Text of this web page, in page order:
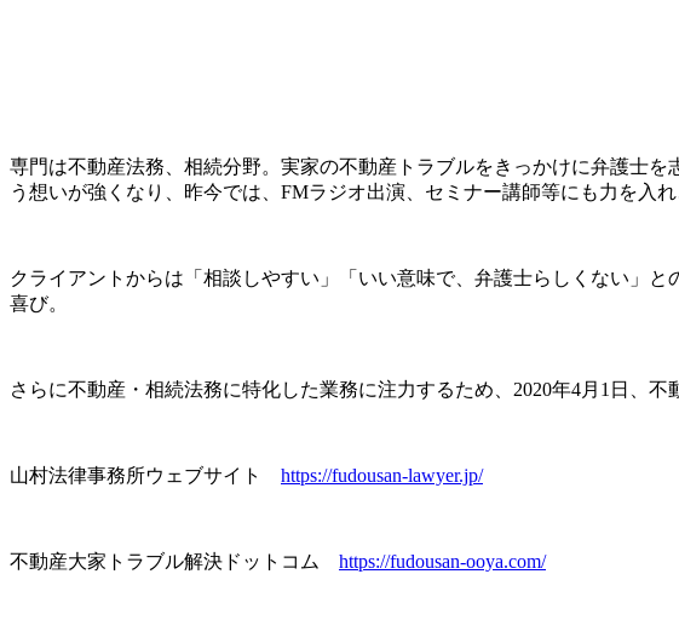
専門は不動産法務、相続分野。実家の不動産トラブルをきっかけに弁護士
う想いが強くなり、昨今では、FMラジオ出演、セミナー講師等にも力を入
クライアントからは「相談しやすい」「いい意味で、弁護士らしくない」
喜び。
さらに不動産・相続法務に特化した業務に注力するため、2020年4月1日、
山村法律事務所ウェブサイト https://fudousan-lawyer.jp/
不動産大家トラブル解決ドットコム https://fudousan-ooya.com/